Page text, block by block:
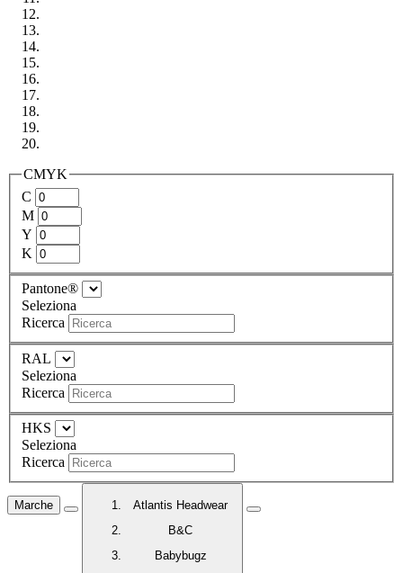
CMYK
C
M
Y
K
Pantone®
Seleziona
Ricerca
RAL
Seleziona
Ricerca
HKS
Seleziona
Ricerca
Marche
Atlantis Headwear
B&C
Babybugz